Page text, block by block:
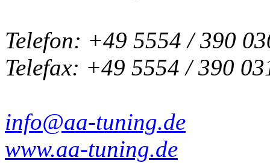
Telefon: +49 5554 / 390
Telefax: +49 5554 / 390
info@aa-tuning.de
www.aa-tuning.de